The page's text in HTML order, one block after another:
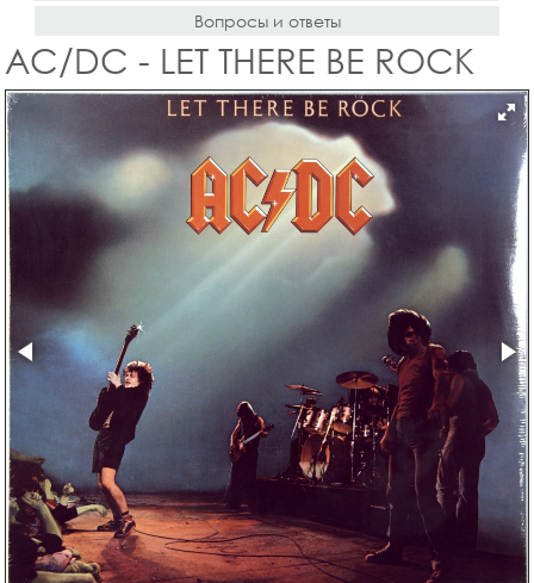
Вопросы и ответы
AC/DC - LET THERE BE ROCK